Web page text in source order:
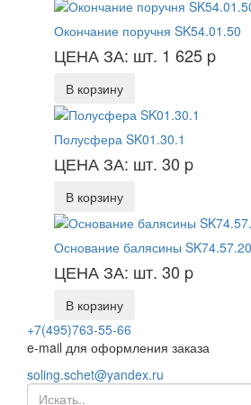
Окончание поручня SK54.01.50
ЦЕНА ЗА: шт. 1 625 p
В корзину
Полусфера SK01.30.1
ЦЕНА ЗА: шт. 30 p
В корзину
Основание балясины SK74.57.20
ЦЕНА ЗА: шт. 30 p
В корзину
+7(495)763-55-66
e-mail для оформления заказа
soling.schet@yandex.ru